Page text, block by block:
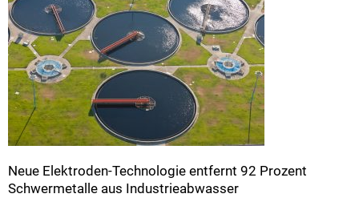
Neue Elektroden-Technologie entfernt 92 Prozent
Schwermetalle aus Industrieabwasser